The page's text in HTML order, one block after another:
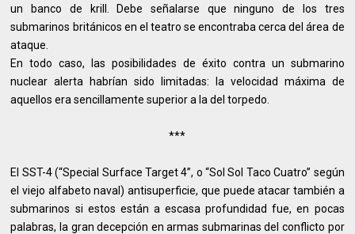
un banco de krill. Debe señalarse que ninguno de los tres
submarinos británicos en el teatro se encontraba cerca del área de
ataque.
En todo caso, las posibilidades de éxito contra un submarino
nuclear alerta habrían sido limitadas: la velocidad máxima de
aquellos era sencillamente superior a la del torpedo.
***
El SST-4 (“Special Surface Target 4”, o “Sol Sol Taco Cuatro” según
el viejo alfabeto naval) antisuperficie, que puede atacar también a
submarinos si estos están a escasa profundidad fue, en pocas
palabras, la gran decepción en armas submarinas del conflicto por